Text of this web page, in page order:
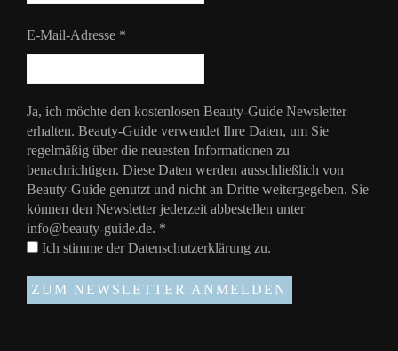
E-Mail-Adresse *
Ja, ich möchte den kostenlosen Beauty-Guide Newsletter
erhalten. Beauty-Guide verwendet Ihre Daten, um Sie
regelmäßig über die neuesten Informationen zu
benachrichtigen. Diese Daten werden ausschließlich von
Beauty-Guide genutzt und nicht an Dritte weitergegeben. Sie
können den Newsletter jederzeit abbestellen unter
info@beauty-guide.de. *
Ich stimme derDatenschutzerklärung zu.